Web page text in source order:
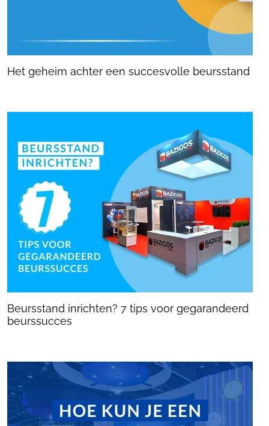
Het geheim achter een succesvolle beursstand
Beursstand inrichten? 7 tips voor gegarandeerd
beurssucces